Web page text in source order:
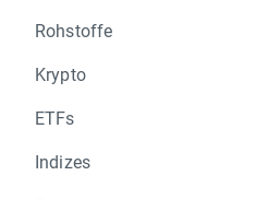
Rohstoffe
Krypto
ETFs
Indizes